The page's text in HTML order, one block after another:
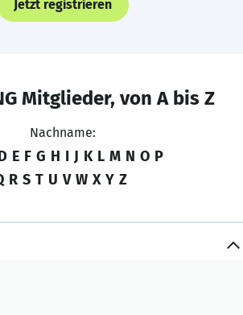
Jetzt registrieren
Mitglieder, von A bis Z
Nachname:
E F G H I J K L M N O P
R S T U V W X Y Z